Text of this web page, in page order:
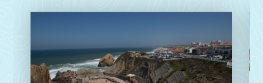
O que posso fazer?